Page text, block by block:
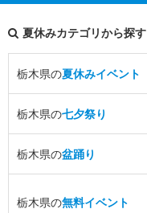
夏休みカテゴリから探す
栃木県の夏休みイベント
栃木県の七夕祭り
栃木県の盆踊り
栃木県の無料イベント